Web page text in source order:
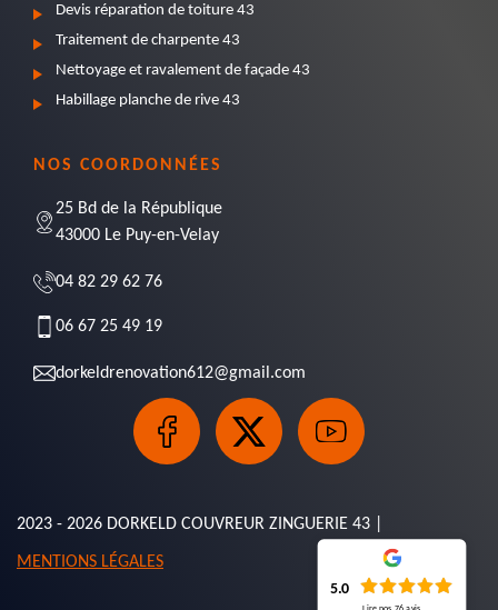
Devis réparation de toiture 43
Traitement de charpente 43
Nettoyage et ravalement de façade 43
Habillage planche de rive 43
NOS COORDONNÉES
25 Bd de la République
43000 Le Puy-en-Velay
04 82 29 62 76
06 67 25 49 19
dorkeldrenovation612@gmail.com
2023 - 2026 DORKELD COUVREUR ZINGUERIE 43 |
MENTIONS LÉGALES
5.0